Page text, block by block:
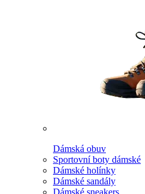
Dámská obuv
Sportovní boty dámské
Dámské holínky
Dámské sandály
Dámské sneakers